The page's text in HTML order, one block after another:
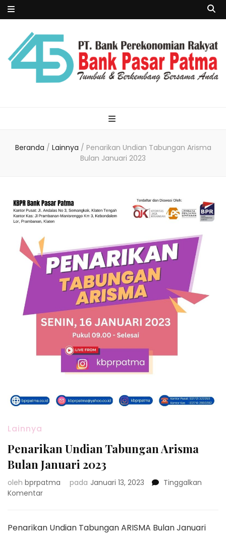
Beranda / Lainnya / Penarikan Undian Tabungan Arisma
Bulan Januari 2023
Lainnya
Penarikan Undian Tabungan Arisma
Bulan Januari 2023
oleh bprpatma pada Januari 13, 2023
Tinggalkan
Komentarpada
Tabungan
Penarikan Undian Tabungan ARISMA Bulan Januari